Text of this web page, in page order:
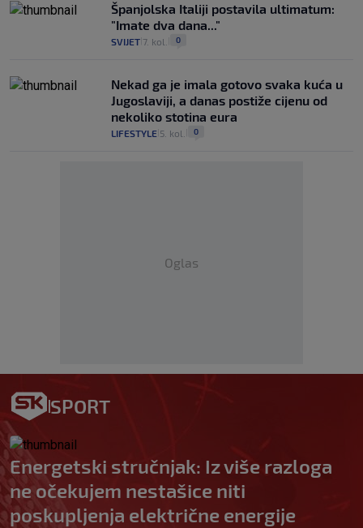
Španjolska Italiji postavila ultimatum:
"Imate dva dana..."
SVIJET 7. kol. 0
Nekad ga je imala gotovo svaka kuća u
Jugoslaviji, a danas postiže cijenu od
nekoliko stotina eura
LIFESTYLE 5. kol. 0
Oglas
SPORT
Energetski stručnjak: Iz više razloga
ne očekujem nestašice niti
poskupljenja električne energije